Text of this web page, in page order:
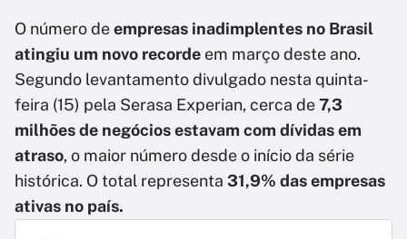
O número deempresas inadimplentes no Brasil
atingiu um novo recorde em março deste ano.
Segundo levantamento divulgado nesta quinta-
feira (15) pela Serasa Experian, cerca de7,3
milhões de negócios estavam com dívidas em
atraso, o maior número desde o início da série
histórica. O total representa 31,9% das empresas
ativas no país.